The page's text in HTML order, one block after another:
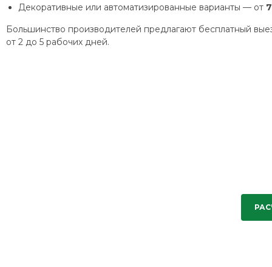
Декоративные или автоматизированные варианты — от
Большинство производителей предлагают бесплатный
от 2 до 5 рабочих дней.